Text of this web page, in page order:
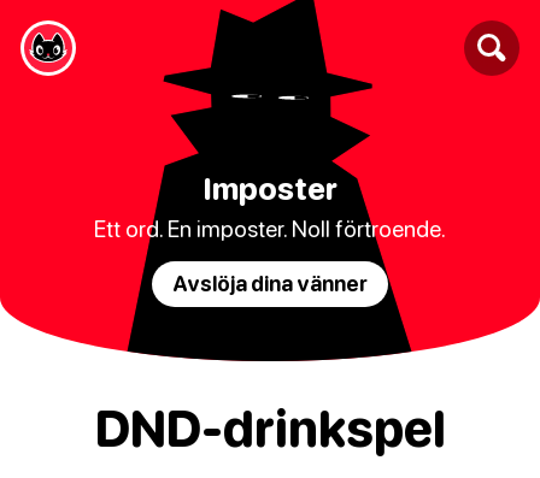
Imposter
Ett ord. En imposter. Noll förtroende.
Avslöja dina vänner
DND-drinkspel